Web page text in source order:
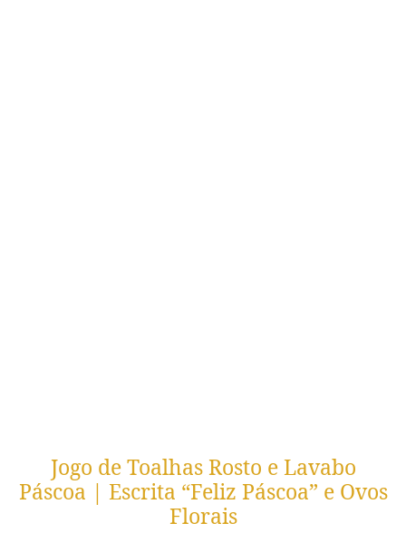
Jogo de Toalhas Rosto e Lavabo
Páscoa | Escrita “Feliz Páscoa” e Ovos
Florais